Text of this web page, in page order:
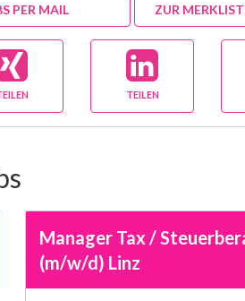
PER MAIL ZUR
TEILEN
Manager Tax /
(m/w/d) Linz